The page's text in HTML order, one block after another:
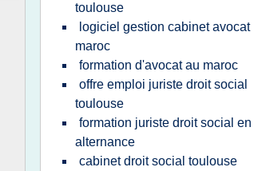
toulouse
logiciel gestion cabinet avocat
maroc
formation d'avocat au maroc
offre emploi juriste droit social
toulouse
formation juriste droit social en
alternance
cabinet droit social toulouse